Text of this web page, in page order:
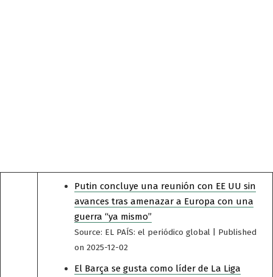
Putin concluye una reunión con EE UU sin
avances tras amenazar a Europa con una
guerra “ya mismo”
Source: EL PAÍS: el periódico global
Published
on 2025-12-02
El Barça se gusta como líder de La Liga